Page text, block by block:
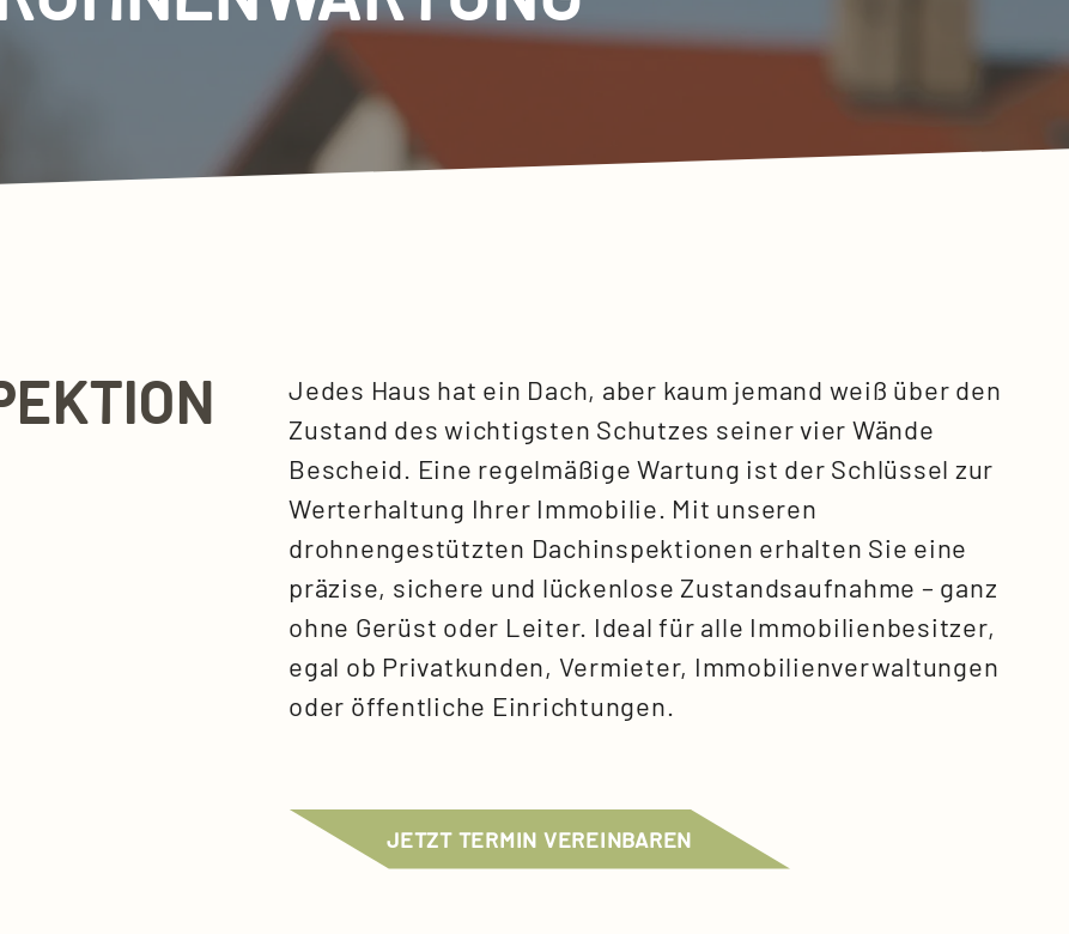
Jedes Haus hat ein Dach, aber kaum jemand weiß über den
Zustand des wichtigsten Schutzes seiner vier Wände
Bescheid. Eine regelmäßige Wartung ist der Schlüssel zur
Werterhaltung Ihrer Immobilie. Mit unseren
drohnengestützten Dachinspektionen erhalten Sie eine
präzise, sichere und lückenlose Zustandsaufnahme – ganz
ohne Gerüst oder Leiter. Ideal für alle Immobilienbesitzer,
egal ob Privatkunden, Vermieter, Immobilienverwaltungen
oder öffentliche Einrichtungen.
JETZT TERMIN VEREINBAREN